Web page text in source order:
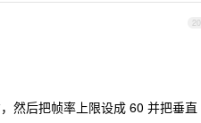
20
然后把帧率上限设成 60 并把垂直